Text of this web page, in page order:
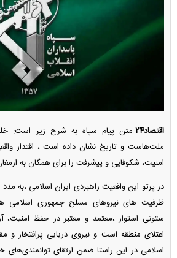
اقتصاد۲۴
-متن پیام سپاه به شرح زیر است:
ملت‌هاست و تاریخ نشان داده است ، اقتدار
امنیت، شکوفایی و پیشرفت را برای همگان به
در پرتو این واقعیت راهبردی ایران اسلامی ،به مدد
ظرفیت های نیروهای مسلح جمهوری اسلامی
ستونی استوار ،معتمد و معتبر در حفظ
اعتلای منطقه است و نیروی دریایی پرافتخار و
اسلامی در این راستا ضمن ارتقای توانمندی‌های